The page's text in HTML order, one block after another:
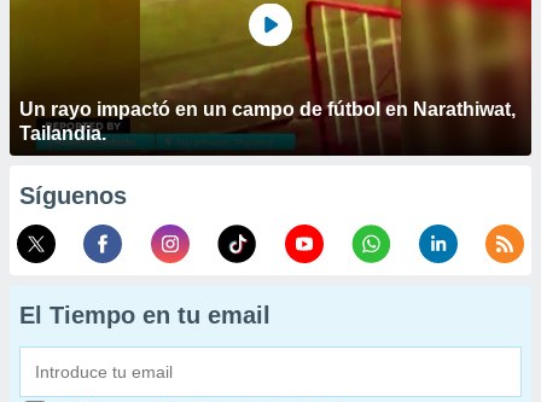
Un rayo impactó en un campo de fútbol en Narathiwat,
Tailandia.
Síguenos
El Tiempo en tu email